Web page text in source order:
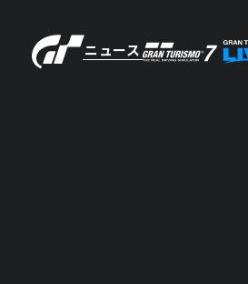
ニュース